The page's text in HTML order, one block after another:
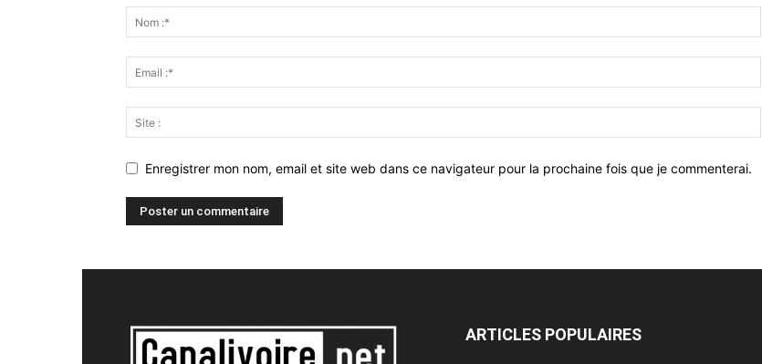
Enregistrer mon nom, email et site web dans ce navigateur pour la prochaine fois que je commenterai.
ARTICLES POPULAIRES